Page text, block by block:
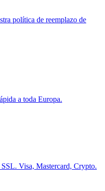
política de reemplazo de
a toda Europa.
Visa, Mastercard, Crypto.